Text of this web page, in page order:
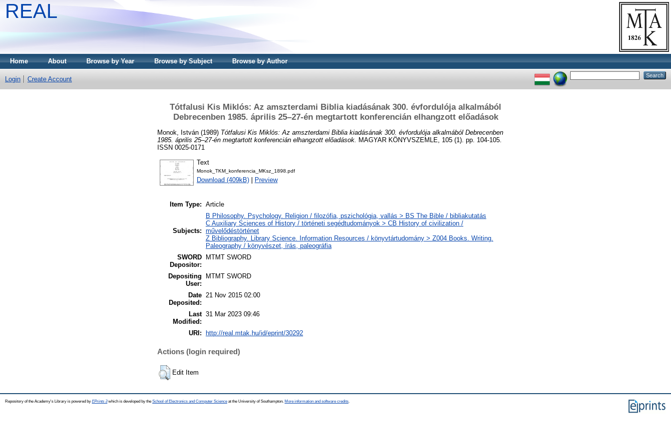
REAL
Home About Browse by Year Browse by Subject Browse by Author
Login Create Account
Tótfalusi Kis Miklós: Az amszterdami Biblia kiadásának 300. évfordulója alkalmából
Debrecenben 1985. április 25–27-én megtartott konferencián elhangzott előadások
Monok, István (1989) Tótfalusi Kis Miklós: Az amszterdami Biblia kiadásának 300. évfordulója alkalmából Debrecenben
1985. április 25–27-én megtartott konferencián elhangzott előadások. MAGYAR KÖNYVSZEMLE, 105 (1). pp. 104-105.
ISSN 0025-0171
Text
Monok_TKM_konferencia_MKsz_1898.pdf
Download (409kB) Preview
Item Type: Article
Subjects:
B Philosophy. Psychology. Religion / filozófia, pszichológia, vallás > BS The Bible / bibliakutatás
C Auxiliary Sciences of History / történeti segédtudományok > CB History of civilization /
művelődéstörténet
Z Bibliography. Library Science. Information Resources / könyvtártudomány > Z004 Books. Writing.
Paleography / könyvészet, írás, paleográfia
SWORD
Depositor:
MTMT SWORD
Depositing
User:
MTMT SWORD
Date
Deposited:
21 Nov 2015 02:00
Last
Modified:
31 Mar 2023 09:46
URI: http://real.mtak.hu/id/eprint/30292
Actions (login required)
Edit Item
Repository of the Academy's Library is powered by EPrints 3which is developed by the School of Electronics and Computer Science at the University of Southampton. More information and software credits